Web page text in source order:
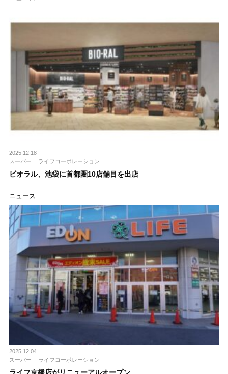
2025.12.18
スーパー
ライフコーポレーション
ビオラル、池袋に首都圏10店舗目を出店
ニュース
2025.12.04
スーパー
ライフコーポレーション